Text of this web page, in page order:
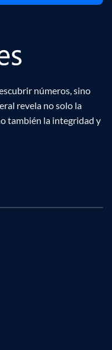
números, sino
revela no solo la
también la integridad y